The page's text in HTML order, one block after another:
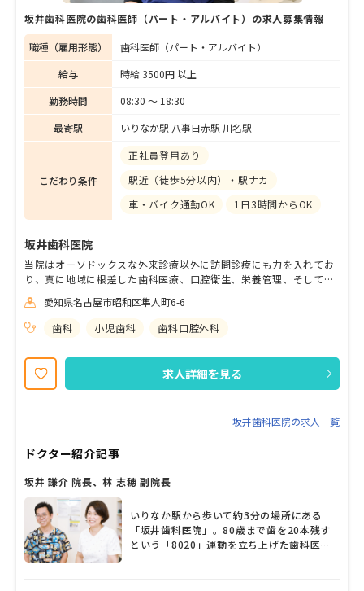
坂井歯科医院の歯科医師（パート・アルバイト）の求人募集情報
職種（雇用形態）
歯科医師（パート・アルバイト）
給与
時給 3500円 以上
勤務時間
08:30 〜 18:30
最寄駅
いりなか駅 八事日赤駅 川名駅
こだわり条件
正社員登用あり
駅近（徒歩5分以内）・駅ナカ
車・バイク通勤OK
1日3時間からOK
坂井歯科医院
当院はオーソドックスな外来診療以外に訪問診療にも力を入れてお
り、真に地域に根差した歯科医療、口腔衛生、栄養管理、そして歯
域の皆様の更なる期待に応えるべく、現在は歯科衛生士、管理栄養
士を絶賛募集中です。 在宅の患者様に綿密な口腔ケアや歯科治療、
適切な栄養管理やアドバイスなど、堅実ながらも型にとらわれない
病院の中では経験できないキャリアを積んでいただけると思いま
す。少しでも興味が湧いたらぜひ気軽にご相談を、当院のHPにもた
愛知県名古屋市昭和区隼人町6-6
歯科
小児歯科 歯科口腔外科
求人詳細を見る
坂井歯科医院の求人一覧
ドクター紹介記事
坂井 謙介 院長、林 志穂 副院長
いりなか駅から歩いて約3分の場所にある
「坂井歯科医院」。80歳まで歯を20本残す
という「8020」運動を立ち上げた歯科医師